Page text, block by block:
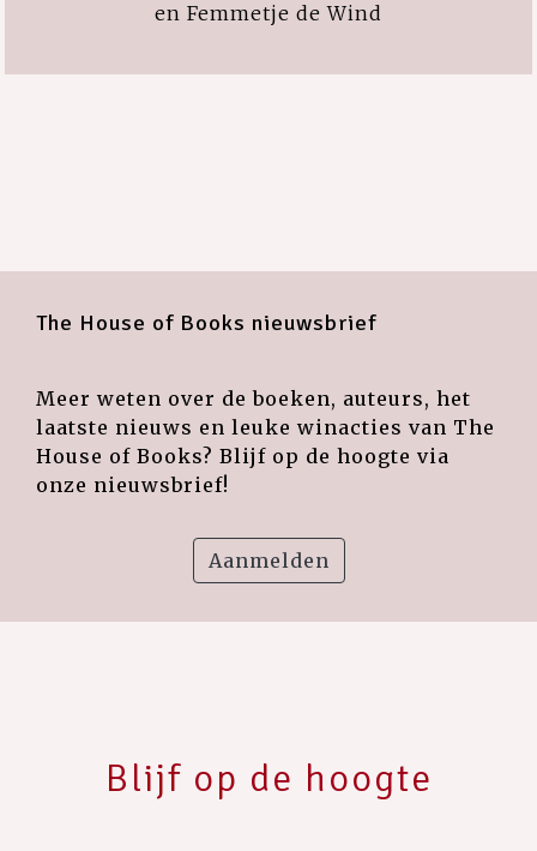
en Femmetje de Wind
The House of Books nieuwsbrief
Meer weten over de boeken, auteurs, het
laatste nieuws en leuke winacties van The
House of Books? Blijf op de hoogte via
onze nieuwsbrief!
Aanmelden
Blijf op de hoogte